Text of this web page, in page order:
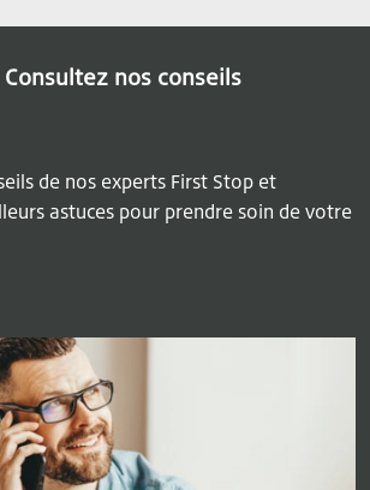
Consultez nos conseils
de nos experts First Stop et
astuces pour prendre soin de votre